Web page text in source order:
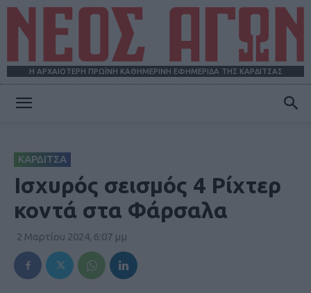
Η ΑΡΧΑΙΟΤΕΡΗ ΠΡΩΪΝΗ ΚΑΘΗΜΕΡΙΝΗ ΕΦΗΜΕΡΙΔΑ ΤΗΣ ΚΑΡΔΙΤΣΑΣ
ΚΑΡΔΙΤΣΑ
Ισχυρός σεισμός 4 Ρίχτερ
κοντά στα Φάρσαλα
2 Μαρτίου 2024, 6:07 μμ